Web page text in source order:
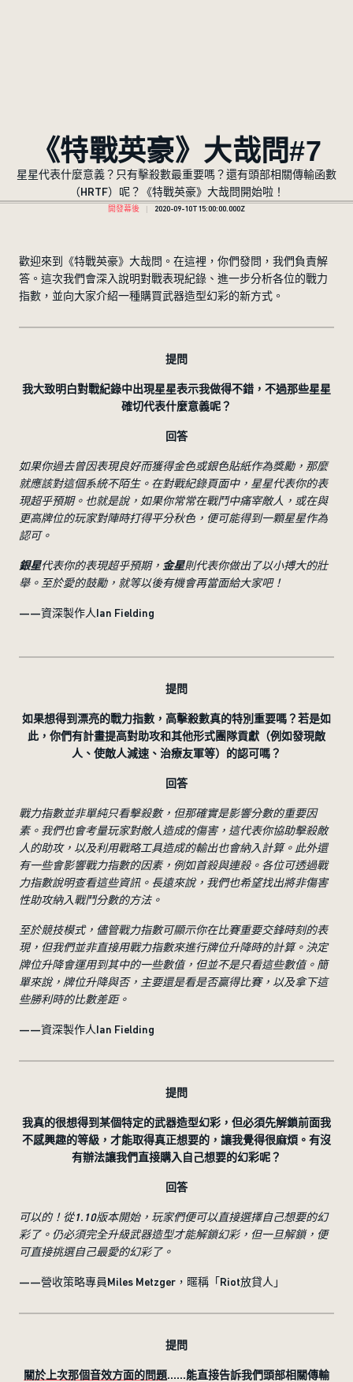
《特戰英豪》大哉問#7
星星代表什麼意義？只有擊殺數最重要嗎？還有頭部相關傳輸函數
（HRTF）呢？《特戰英豪》大哉問開始啦！
開發幕後 2020-09-10T15:00:00.000Z
歡迎來到《特戰英豪》大哉問。在這裡，你們發問，我們負責解
答。這次我們會深入說明對戰表現紀錄、進一步分析各位的戰力
指數，並向大家介紹一種購買武器造型幻彩的新方式。
提問
我大致明白對戰紀錄中出現星星表示我做得不錯，不過那些星星
確切代表什麼意義呢？
回答
如果你過去曾因表現良好而獲得金色或銀色貼紙作為獎勵，那麼
就應該對這個系統不陌生。在對戰紀錄頁面中，星星代表你的表
現超乎預期。也就是說，如果你常常在戰鬥中痛宰敵人，或在與
更高牌位的玩家對陣時打得平分秋色，便可能得到一顆星星作為
認可。
銀星代表你的表現超乎預期， 金星則代表你做出了以小搏大的壯
舉。至於愛的鼓勵，就等以後有機會再當面給大家吧！
——資深製作人Ian Fielding
提問
如果想得到漂亮的戰力指數，高擊殺數真的特別重要嗎？若是如
此，你們有計畫提高對助攻和其他形式團隊貢獻（例如發現敵
人、使敵人減速、治療友軍等）的認可嗎？
回答
戰力指數並非單純只看擊殺數，但那確實是影響分數的重要因
素。我們也會考量玩家對敵人造成的傷害，這代表你協助擊殺敵
人的助攻，以及利用戰略工具造成的輸出也會納入計算。此外還
有一些會影響戰力指數的因素，例如首殺與連殺。各位可透過戰
力指數說明查看這些資訊。長遠來說，我們也希望找出將非傷害
性助攻納入戰鬥分數的方法。
至於競技模式，儘管戰力指數可顯示你在比賽重要交鋒時刻的表
現，但我們並非直接用戰力指數來進行牌位升降時的計算。決定
牌位升降會運用到其中的一些數值，但並不是只看這些數值。簡
單來說，牌位升降與否，主要還是看是否贏得比賽，以及拿下這
些勝利時的比數差距。
——資深製作人Ian Fielding
提問
我真的很想得到某個特定的武器造型幻彩，但必須先解鎖前面我
不感興趣的等級，才能取得真正想要的，讓我覺得很麻煩。有沒
有辦法讓我們直接購入自己想要的幻彩呢？
回答
可以的！從1.10版本開始，玩家們便可以直接選擇自己想要的幻
彩了。仍必須完全升級武器造型才能解鎖幻彩，但一旦解鎖，便
可直接挑選自己最愛的幻彩了。
——營收策略專員Miles Metzger，暱稱「Riot放貸人」
提問
關於上次那個音效方面的問題……能直接告訴我們頭部相關傳輸